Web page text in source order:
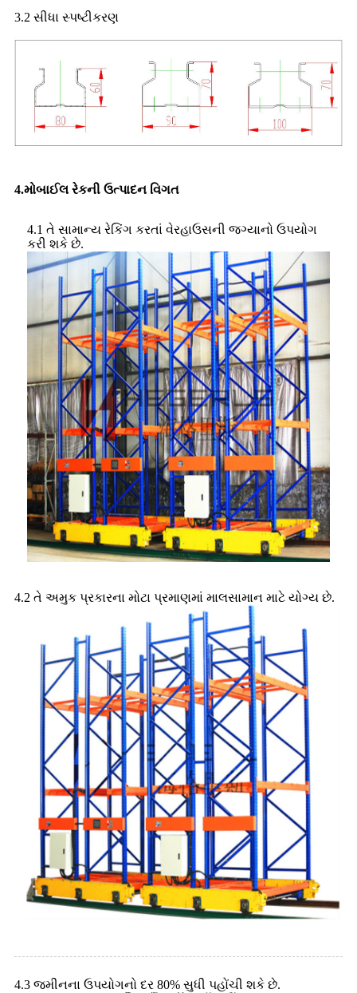
3.2 સીધા સ્પષ્ટીકરણ
4.મોબાઈલ રેકની ઉત્પાદન વિગત
4.1 તે સામાન્ય રેકિંગ કરતાં વેરહાઉસની જગ્યાનો ઉપયોગ
કરી શકે છે.
4.2 તે અમુક પ્રકારના મોટા પ્રમાણમાં માલસામાન માટે યોગ્ય છે.
4.3 જમીનના ઉપયોગનો દર 80% સુધી પહોંચી શકે છે.